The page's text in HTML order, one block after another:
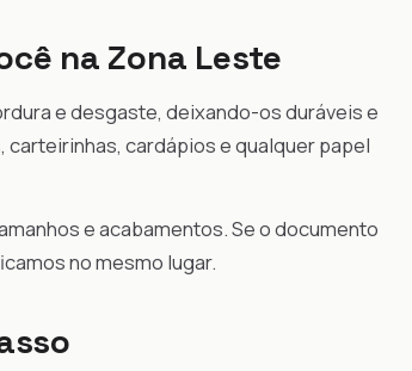
na Zona Leste
e desgaste, deixando-os duráveis e
cardápios e qualquer papel
e acabamentos. Se o documento
no mesmo lugar.